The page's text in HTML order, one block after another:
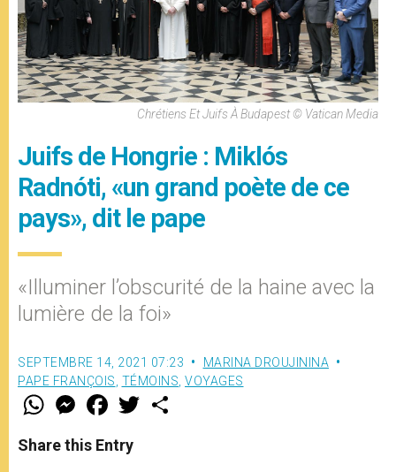
Chrétiens Et Juifs À Budapest © Vatican Media
Juifs de Hongrie : Miklós
Radnóti, «un grand poète de ce
pays», dit le pape
«Illuminer l’obscurité de la haine avec la
lumière de la foi»
SEPTEMBRE 14, 2021 07:23
MARINA DROUJININA
PAPE FRANÇOIS TÉMOINS VOYAGES
W
t
s
M
e
s
e
F
a
e
b
w
Share this Entry